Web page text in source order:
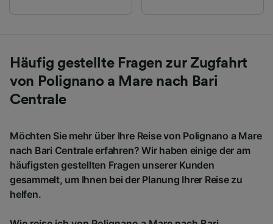
Häufig gestellte Fragen zur Zugfahrt
von Polignano a Mare nach Bari
Centrale
Möchten Sie mehr über Ihre Reise von Polignano a Mare
nach Bari Centrale erfahren? Wir haben einige der am
häufigsten gestellten Fragen unserer Kunden
gesammelt, um Ihnen bei der Planung Ihrer Reise zu
helfen.